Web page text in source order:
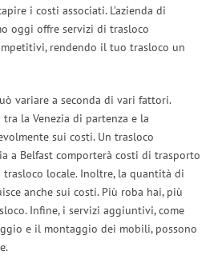
i costi associati. L’azienda di
oggi offre servizi di trasloco
rendendo il tuo trasloco un
variare a seconda di vari fattori.
la Venezia di partenza e la
sui costi. Un trasloco
a Belfast comporterà costi di trasporto
locale. Inoltre, la quantità di
anche sui costi. Più roba hai, più
Infine, i servizi aggiuntivi, come
e il montaggio dei mobili, possono